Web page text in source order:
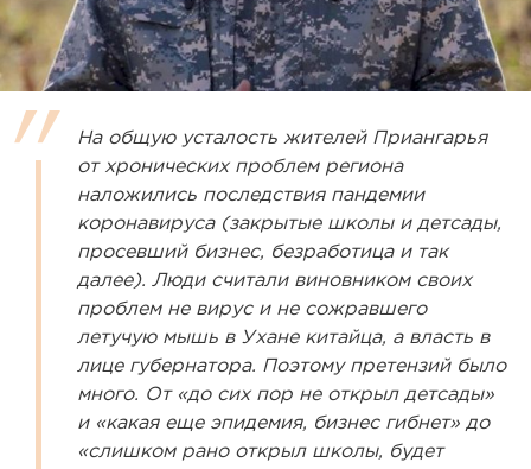
На общую усталость жителей Приангарья
от хронических проблем региона
наложились последствия пандемии
коронавируса (закрытые школы и детсады,
просевший бизнес, безработица и так
далее). Люди считали виновником своих
проблем не вирус и не сожравшего
летучую мышь в Ухане китайца, а власть в
лице губернатора. Поэтому претензий было
много. От «до сих пор не открыл детсады»
и «какая еще эпидемия, бизнес гибнет» до
«слишком рано открыл школы, будет